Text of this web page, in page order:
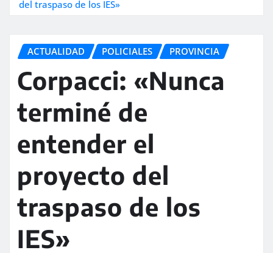
del traspaso de los IES»
ACTUALIDAD POLICIALES PROVINCIA
Corpacci: «Nunca
terminé de
entender el
proyecto del
traspaso de los
IES»